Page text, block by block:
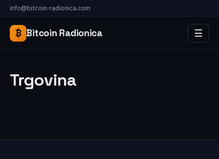
info@bitcoin-radionica.com
₿ Bitcoin Radionica ☰
Trgovina